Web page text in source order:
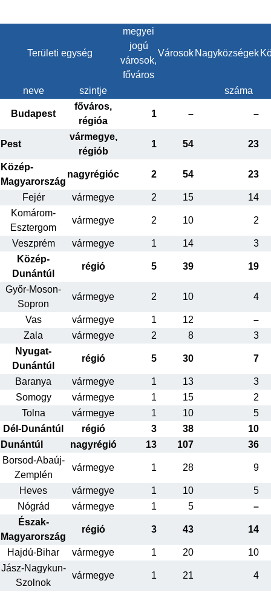
Területi egység
megyei
jogú
városok,
főváros
Városok Nagyközségek
neve szintje száma
Budapest
főváros,
régióa
1 – –
Pest
vármegye,
régiób
1 54 23
Közép-
Magyarország
nagyrégióc 2 54 23
Fejér vármegye 2 15
14
Komárom-
Esztergom
vármegye 2 10 2
Veszprém vármegye 1 14
3
Közép-
Dunántúl
régió 5 39 19
Győr-Moson-
Sopron
vármegye 2 10 4
Vas vármegye 1 12
–
Zala
vármegye 2 8
3
Nyugat-
Dunántúl
régió 5 30 7
Baranya vármegye 1 13
3
Somogy
vármegye 1 15
2
Tolna
vármegye 1 10
5
Dél-Dunántúl
régió 3 38
10
Dunántúl
nagyrégió 13 107
36
Borsod-Abaúj-
Zemplén
vármegye 1 28 9
Heves vármegye 1 10
5
Nógrád
vármegye 1 5
–
Észak-
Magyarország
régió 3 43 14
Hajdú-Bihar vármegye 1 20
10
Jász-Nagykun-
Szolnok
vármegye 1 21 4